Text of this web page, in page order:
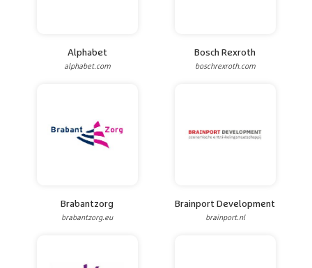
Alphabet
alphabet.com
Bosch Rexroth
boschrexroth.com
Brabantzorg
brabantzorg.eu
Brainport Development
brainport.nl